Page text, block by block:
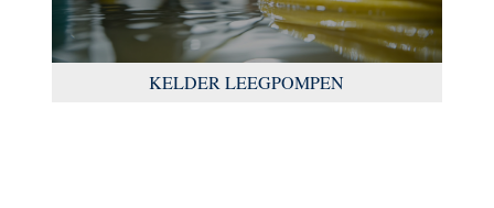
KELDER LEEGPOMPEN